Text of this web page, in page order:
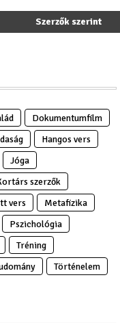
Szerzők szerint
Dokumentumfilm
Hangos vers
Jóga
szerzők
vers
Metafizika
Pszichológia
Tréning
Történelem